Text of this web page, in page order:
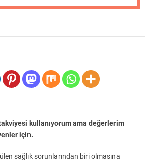
kullanıyorum ama değerlerim
için.
sağlık sorunlarından biri olmasına